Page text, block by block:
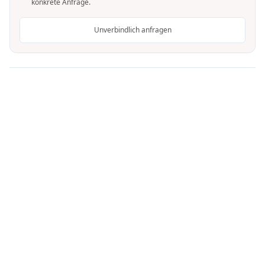
konkrete Anfrage.
Unverbindlich anfragen